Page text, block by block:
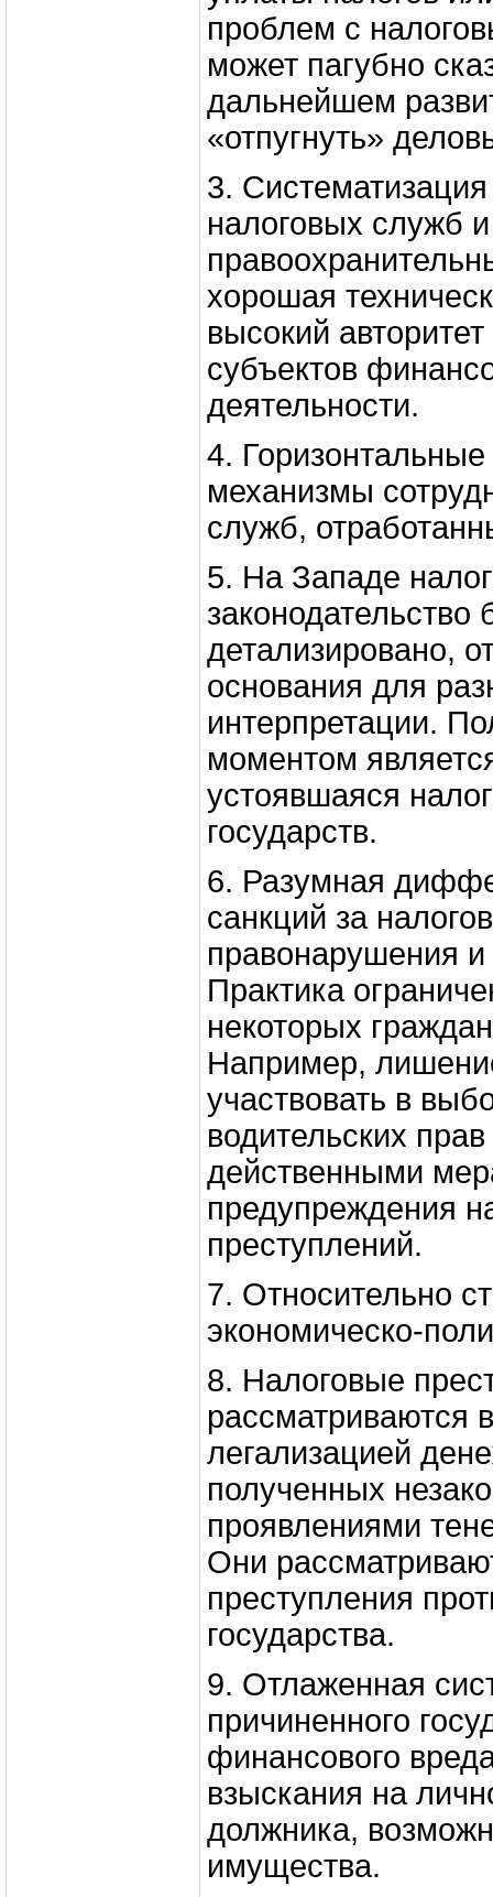
проблем с
может пагубно
дальнейшем
«отпугнуть»
3.
налоговых служб и
хорошая
высокий
субъектов
деятельности.
4.
механизмы
служб,
5. На Западе
законодательство
детализировано,
основания для
интерпретации.
моментом
устоявшаяся
государств.
6. Разумная
санкций за
правонарушения
Практика
некоторых
Например,
участвовать в
водительских
действенными
предупреждения
преступлений.
7. Относительно
экономическо-
8. Налоговые
рассматриваются
легализацией
полученных
проявлениями
Они
преступления
государства.
9. Отлаженная
причиненного
финансового
взыскания на
должника,
имущества.